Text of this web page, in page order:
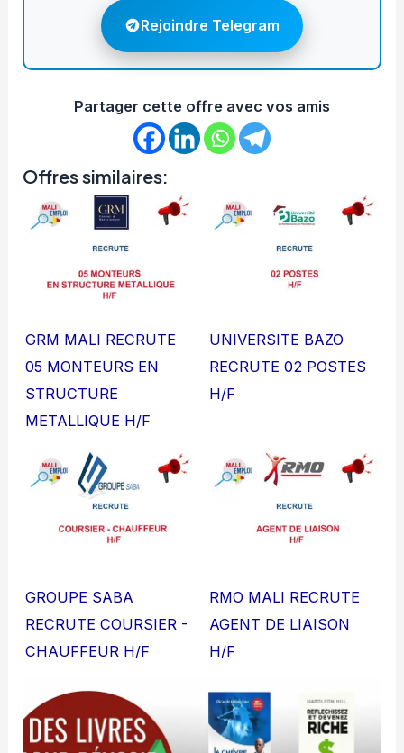
Rejoindre Telegram
Partager cette offre avec vos amis
Offres similaires:
GRM MALI RECRUTE
05 MONTEURS EN
STRUCTURE
METALLIQUE H/F
UNIVERSITE BAZO
RECRUTE 02 POSTES
H/F
GROUPE SABA
RECRUTE COURSIER -
CHAUFFEUR H/F
RMO MALI RECRUTE
AGENT DE LIAISON
H/F